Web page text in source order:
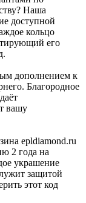
Наша
доступной
кольцо
его
дополнением к
Благородное
вашу
epldiamond.ru
2 года на
украшение
защитой
этот код